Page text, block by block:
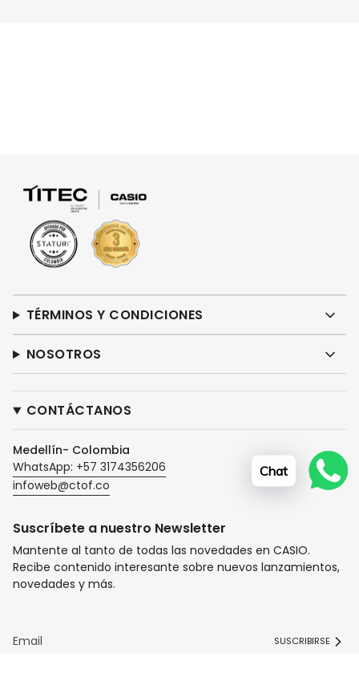
TÉRMINOS Y CONDICIONES
NOSOTROS
CONTÁCTANOS
Medellín- Colombia
WhatsApp: +57 3174356206
infoweb@ctof.co
Suscríbete a nuestro Newsletter
Mantente al tanto de todas las novedades en CASIO.
Recibe contenido interesante sobre nuevos lanzamientos,
novedades y más.
SUSCRIBIRSE
Chat